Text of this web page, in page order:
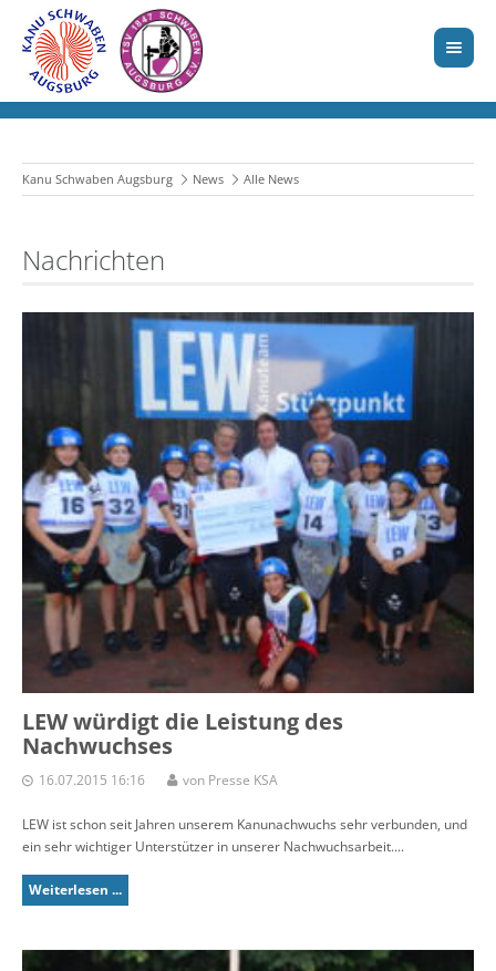
Kanu Schwaben Augsburg News Alle News
Nachrichten
LEW würdigt die Leistung des
Nachwuchses
16.07.2015 16:16 von Presse KSA
LEW ist schon seit Jahren unserem Kanunachwuchs sehr verbunden, und
ein sehr wichtiger Unterstützer in unserer Nachwuchsarbeit....
Weiterlesen ...